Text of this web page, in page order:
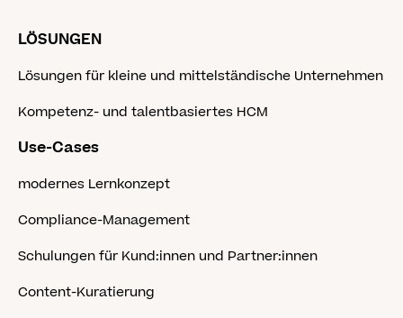
LÖSUNGEN
Lösungen für kleine und mittelständische Unternehmen
Kompetenz- und talentbasiertes HCM
Use-Cases
modernes Lernkonzept
Compliance-Management
Schulungen für Kund:innen und Partner:innen
Content-Kuratierung